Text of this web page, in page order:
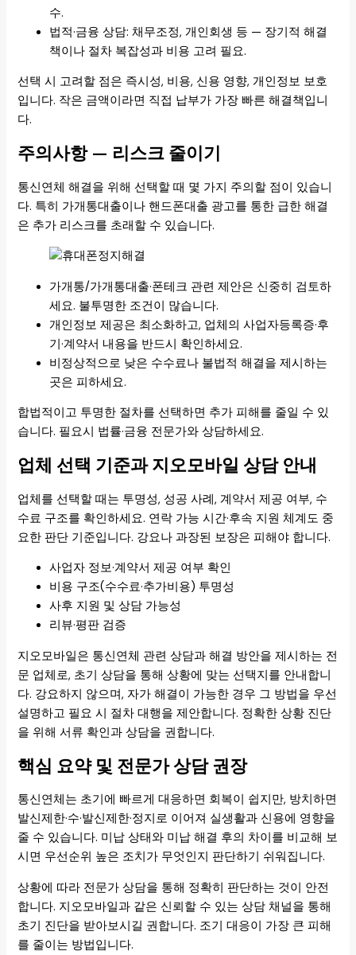
수.
법적·금융 상담: 채무조정, 개인회생 등 — 장기적 해결
책이나 절차 복잡성과 비용 고려 필요.
선택 시 고려할 점은 즉시성, 비용, 신용 영향, 개인정보 보호
입니다. 작은 금액이라면 직접 납부가 가장 빠른 해결책입니
다.
주의사항 — 리스크 줄이기
통신연체 해결을 위해 선택할 때 몇 가지 주의할 점이 있습니
다. 특히 가개통대출이나 핸드폰대출 광고를 통한 급한 해결
은 추가 리스크를 초래할 수 있습니다.
가개통/가개통대출·폰테크 관련 제안은 신중히 검토하
세요. 불투명한 조건이 많습니다.
개인정보 제공은 최소화하고, 업체의 사업자등록증·후
기·계약서 내용을 반드시 확인하세요.
비정상적으로 낮은 수수료나 불법적 해결을 제시하는
곳은 피하세요.
합법적이고 투명한 절차를 선택하면 추가 피해를 줄일 수 있
습니다. 필요시 법률·금융 전문가와 상담하세요.
업체 선택 기준과 지오모바일 상담 안내
업체를 선택할 때는 투명성, 성공 사례, 계약서 제공 여부, 수
수료 구조를 확인하세요. 연락 가능 시간·후속 지원 체계도 중
요한 판단 기준입니다. 강요나 과장된 보장은 피해야 합니다.
사업자 정보·계약서 제공 여부 확인
비용 구조(수수료·추가비용) 투명성
사후 지원 및 상담 가능성
리뷰·평판 검증
지오모바일은 통신연체 관련 상담과 해결 방안을 제시하는 전
문 업체로, 초기 상담을 통해 상황에 맞는 선택지를 안내합니
다. 강요하지 않으며, 자가 해결이 가능한 경우 그 방법을 우선
설명하고 필요 시 절차 대행을 제안합니다. 정확한 상황 진단
을 위해 서류 확인과 상담을 권합니다.
핵심 요약 및 전문가 상담 권장
통신연체는 초기에 빠르게 대응하면 회복이 쉽지만, 방치하면
발신제한·수·발신제한·정지로 이어져 실생활과 신용에 영향을
줄 수 있습니다. 미납 상태와 미납 해결 후의 차이를 비교해 보
시면 우선순위 높은 조치가 무엇인지 판단하기 쉬워집니다.
상황에 따라 전문가 상담을 통해 정확히 판단하는 것이 안전
합니다. 지오모바일과 같은 신뢰할 수 있는 상담 채널을 통해
초기 진단을 받아보시길 권합니다. 조기 대응이 가장 큰 피해
를 줄이는 방법입니다.